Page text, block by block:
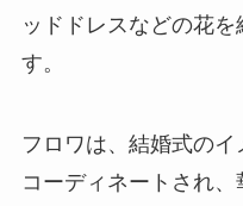
ッドドレスなどの花
す。
フロワは、結婚式の
コーディネートされ